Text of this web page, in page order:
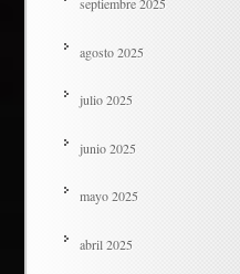
septiembre 2025
agosto 2025
julio 2025
junio 2025
mayo 2025
abril 2025